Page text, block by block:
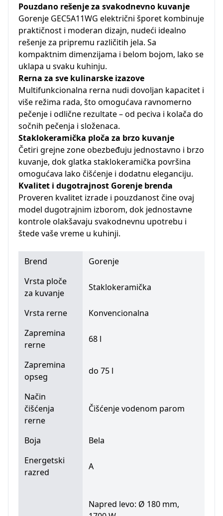
Pouzdano rešenje za svakodnevno kuvanje
Gorenje GEC5A11WG električni šporet kombinuje
praktičnost i moderan dizajn, nudeći idealno
rešenje za pripremu različitih jela. Sa
kompaktnim dimenzijama i belom bojom, lako se
uklapa u svaku kuhinju.
Rerna za sve kulinarske izazove
Multifunkcionalna rerna nudi dovoljan kapacitet i
više režima rada, što omogućava ravnomerno
pečenje i odlične rezultate – od peciva i kolača do
sočnih pečenja i složenaca.
Staklokeramička ploča za brzo kuvanje
Četiri grejne zone obezbeđuju jednostavno i brzo
kuvanje, dok glatka staklokeramička površina
omogućava lako čišćenje i dodatnu eleganciju.
Kvalitet i dugotrajnost Gorenje brenda
Proveren kvalitet izrade i pouzdanost čine ovaj
model dugotrajnim izborom, dok jednostavne
kontrole olakšavaju svakodnevnu upotrebu i
štede vaše vreme u kuhinji.
Brend
Gorenje
Vrsta ploče
za kuvanje
Staklokeramička
Vrsta rerne
Konvencionalna
Zapremina
rerne
68 l
Zapremina
opseg
do 75 l
Način
čišćenja
rerne
Čišćenje vodenom parom
Boja
Bela
Energetski
razred
A
Napred levo: Ø 180 mm,